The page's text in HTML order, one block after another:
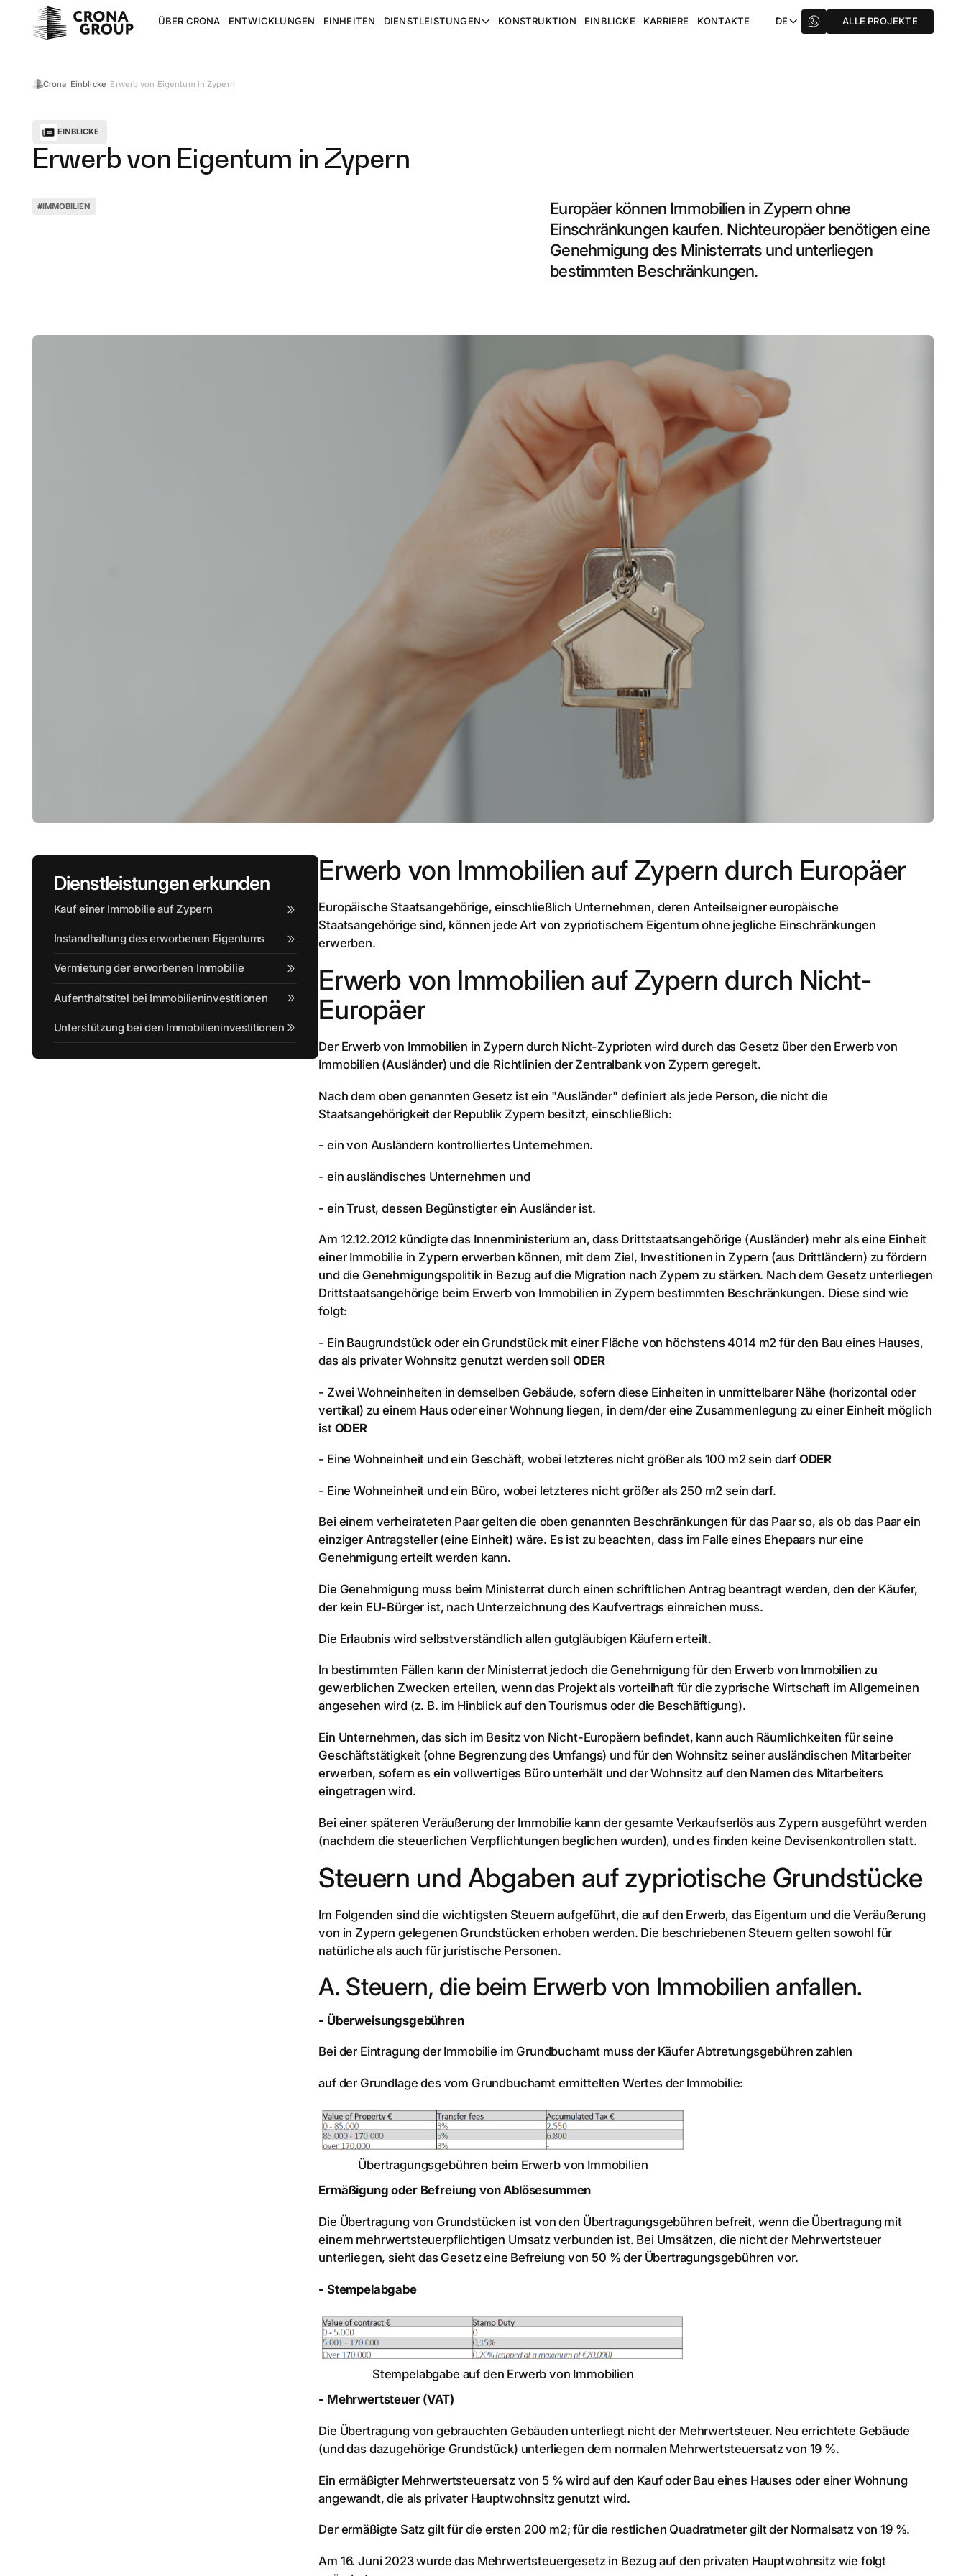
ÜBER CRONA ENTWICKLUNGEN EINHEITEN DIENSTLEISTUNGEN KONSTRUKTION EINBLICKE KARRIERE KONTAKTE DE ALLE PROJEKTE
Crona Einblicke Erwerb von Eigentum in Zypern
EINBLICKE
Erwerb von Eigentum in Zypern
#IMMOBILIEN
Europäer können Immobilien in Zypern ohne
Einschränkungen kaufen. Nichteuropäer benötigen eine
Genehmigung des Ministerrats und unterliegen
bestimmten Beschränkungen.
Dienstleistungen erkunden
Kauf einer Immobilie auf Zypern
Instandhaltung des erworbenen Eigentums
Vermietung der erworbenen Immobilie
Aufenthaltstitel bei Immobilieninvestitionen
Unterstützung bei den Immobilieninvestitionen
Erwerb von Immobilien auf Zypern durch Europäer
Europäische Staatsangehörige, einschließlich Unternehmen, deren Anteilseigner europäische
Staatsangehörige sind, können jede Art von zypriotischem Eigentum ohne jegliche Einschränkungen
erwerben.
Erwerb von Immobilien auf Zypern durch Nicht-
Europäer
Der Erwerb von Immobilien in Zypern durch Nicht-Zyprioten wird durch das Gesetz über den Erwerb von
Immobilien (Ausländer) und die Richtlinien der Zentralbank von Zypern geregelt.
Nach dem oben genannten Gesetz ist ein "Ausländer" definiert als jede Person, die nicht die
Staatsangehörigkeit der Republik Zypern besitzt, einschließlich:
- ein von Ausländern kontrolliertes Unternehmen.
- ein ausländisches Unternehmen und
- ein Trust, dessen Begünstigter ein Ausländer ist.
Am 12.12.2012 kündigte das Innenministerium an, dass Drittstaatsangehörige (Ausländer) mehr als eine Einheit
einer Immobilie in Zypern erwerben können, mit dem Ziel, Investitionen in Zypern (aus Drittländern) zu fördern
und die Genehmigungspolitik in Bezug auf die Migration nach Zypern zu stärken. Nach dem Gesetz unterliegen
Drittstaatsangehörige beim Erwerb von Immobilien in Zypern bestimmten Beschränkungen. Diese sind wie
folgt:
- Ein Baugrundstück oder ein Grundstück mit einer Fläche von höchstens 4014 m2 für den Bau eines Hauses,
das als privater Wohnsitz genutzt werden soll ODER
- Zwei Wohneinheiten in demselben Gebäude, sofern diese Einheiten in unmittelbarer Nähe (horizontal oder
vertikal) zu einem Haus oder einer Wohnung liegen, in dem/der eine Zusammenlegung zu einer Einheit möglich
ist ODER
- Eine Wohneinheit und ein Geschäft, wobei letzteres nicht größer als 100 m2 sein darf ODER
- Eine Wohneinheit und ein Büro, wobei letzteres nicht größer als 250 m2 sein darf.
Bei einem verheirateten Paar gelten die oben genannten Beschränkungen für das Paar so, als ob das Paar ein
einziger Antragsteller (eine Einheit) wäre. Es ist zu beachten, dass im Falle eines Ehepaars nur eine
Genehmigung erteilt werden kann.
Die Genehmigung muss beim Ministerrat durch einen schriftlichen Antrag beantragt werden, den der Käufer,
der kein EU-Bürger ist, nach Unterzeichnung des Kaufvertrags einreichen muss.
Die Erlaubnis wird selbstverständlich allen gutgläubigen Käufern erteilt.
In bestimmten Fällen kann der Ministerrat jedoch die Genehmigung für den Erwerb von Immobilien zu
gewerblichen Zwecken erteilen, wenn das Projekt als vorteilhaft für die zyprische Wirtschaft im Allgemeinen
angesehen wird (z. B. im Hinblick auf den Tourismus oder die Beschäftigung).
Ein Unternehmen, das sich im Besitz von Nicht-Europäern befindet, kann auch Räumlichkeiten für seine
Geschäftstätigkeit (ohne Begrenzung des Umfangs) und für den Wohnsitz seiner ausländischen Mitarbeiter
erwerben, sofern es ein vollwertiges Büro unterhält und der Wohnsitz auf den Namen des Mitarbeiters
eingetragen wird.
Bei einer späteren Veräußerung der Immobilie kann der gesamte Verkaufserlös aus Zypern ausgeführt werden
(nachdem die steuerlichen Verpflichtungen beglichen wurden), und es finden keine Devisenkontrollen statt.
Steuern und Abgaben auf zypriotische Grundstücke
Im Folgenden sind die wichtigsten Steuern aufgeführt, die auf den Erwerb, das Eigentum und die Veräußerung
von in Zypern gelegenen Grundstücken erhoben werden. Die beschriebenen Steuern gelten sowohl für
natürliche als auch für juristische Personen.
A. Steuern, die beim Erwerb von Immobilien anfallen.
- Überweisungsgebühren
Bei der Eintragung der Immobilie im Grundbuchamt muss der Käufer Abtretungsgebühren zahlen
auf der Grundlage des vom Grundbuchamt ermittelten Wertes der Immobilie:
Übertragungsgebühren beim Erwerb von Immobilien
Ermäßigung oder Befreiung von Ablösesummen
Die Übertragung von Grundstücken ist von den Übertragungsgebühren befreit, wenn die Übertragung mit
einem mehrwertsteuerpflichtigen Umsatz verbunden ist. Bei Umsätzen, die nicht der Mehrwertsteuer
unterliegen, sieht das Gesetz eine Befreiung von 50 % der Übertragungsgebühren vor.
- Stempelabgabe
Stempelabgabe auf den Erwerb von Immobilien
- Mehrwertsteuer (VAT)
Die Übertragung von gebrauchten Gebäuden unterliegt nicht der Mehrwertsteuer. Neu errichtete Gebäude
(und das dazugehörige Grundstück) unterliegen dem normalen Mehrwertsteuersatz von 19 %.
Ein ermäßigter Mehrwertsteuersatz von 5 % wird auf den Kauf oder Bau eines Hauses oder einer Wohnung
angewandt, die als privater Hauptwohnsitz genutzt wird.
Der ermäßigte Satz gilt für die ersten 200 m2; für die restlichen Quadratmeter gilt der Normalsatz von 19 %.
Am 16. Juni 2023 wurde das Mehrwertsteuergesetz in Bezug auf den privaten Hauptwohnsitz wie folgt